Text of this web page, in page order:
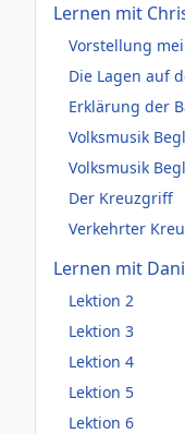
Lernen mit
Vorstellung
Die Lagen auf
Erklärung der
Volksmusik
Volksmusik
Der Kreuzgriff
Verkehrter
Lernen mit
Lektion 2
Lektion 3
Lektion 4
Lektion 5
Lektion 6